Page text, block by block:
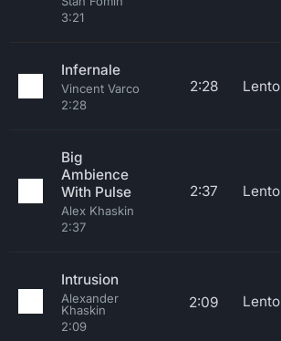
3:21
Infernale
Vincent Varco
2:28
2:28 Lento
Big
Ambience
With Pulse
Alex Khaskin
2:37
2:37 Lento
Intrusion
Alexander
Khaskin
2:09
2:09 Lento